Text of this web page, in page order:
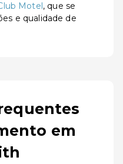
Motel, que se
e qualidade de
em